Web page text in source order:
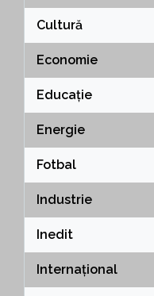
Cultură
Economie
Educație
Energie
Fotbal
Industrie
Inedit
Internațional